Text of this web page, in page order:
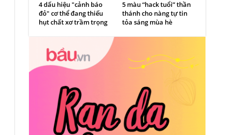
4 dấu hiệu "cảnh báo
đỏ" cơ thể đang thiếu
hụt chất xơ trầm trọng
5 màu “hack tuổi” thần
thánh cho nàng tự tin
tỏa sáng mùa hè